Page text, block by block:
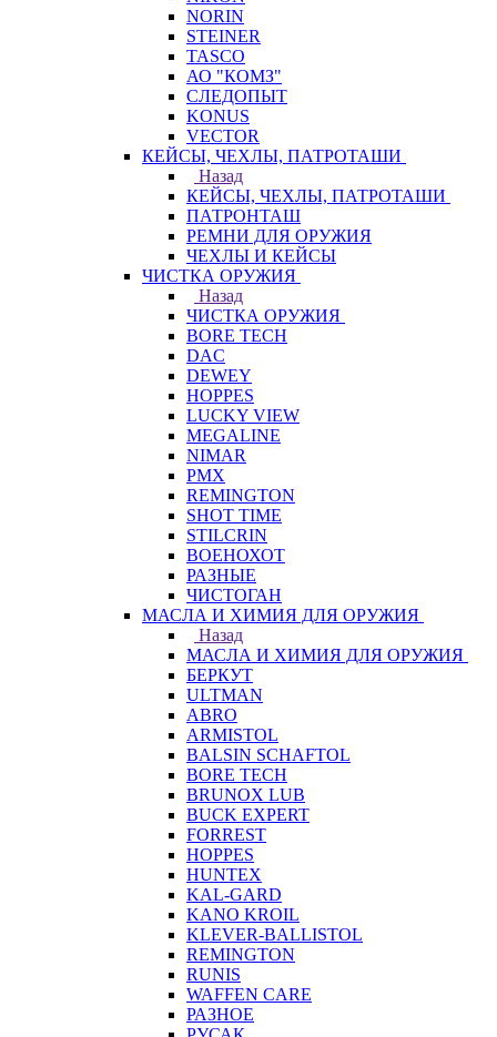
NORIN
STEINER
TASCO
АО "КОМЗ"
СЛЕДОПЫТ
KONUS
VECTOR
КЕЙСЫ, ЧЕХЛЫ, ПАТРОТАШИ
Назад
КЕЙСЫ, ЧЕХЛЫ, ПАТРОТАШИ
ПАТРОНТАШ
РЕМНИ ДЛЯ ОРУЖИЯ
ЧЕХЛЫ И КЕЙСЫ
ЧИСТКА ОРУЖИЯ
Назад
ЧИСТКА ОРУЖИЯ
BORE TECH
DAC
DEWEY
HOPPES
LUCKY VIEW
MEGALINE
NIMAR
PMX
REMINGTON
SHOT TIME
STILCRIN
ВОЕНОХОТ
РАЗНЫЕ
ЧИСТОГАН
МАСЛА И ХИМИЯ ДЛЯ ОРУЖИЯ
Назад
МАСЛА И ХИМИЯ ДЛЯ ОРУЖИЯ
БЕРКУТ
ULTMAN
ABRO
ARMISTOL
BALSIN SCHAFTOL
BORE TECH
BRUNOX LUB
BUCK EXPERT
FORREST
HOPPES
HUNTEX
KAL-GARD
KANO KROIL
KLEVER-BALLISTOL
REMINGTON
RUNIS
WAFFEN CARE
РАЗНОЕ